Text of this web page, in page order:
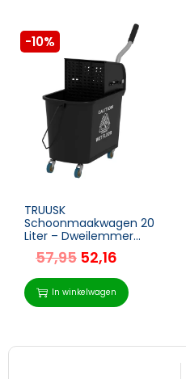
-10%
TRUUSK
Schoonmaakwagen 20
Liter – Dweilemmer
met Pers – 2 Kamers –
Zwart – Handig en
Efficiënt
57,95 52,16
In winkelwagen